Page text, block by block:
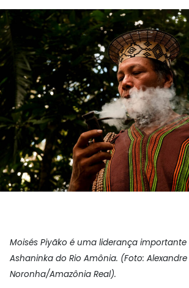
Moisés Piyãko é uma liderança
Ashaninka do Rio Amônia. (Foto: Alexandre
Noronha/Amazônia Real).